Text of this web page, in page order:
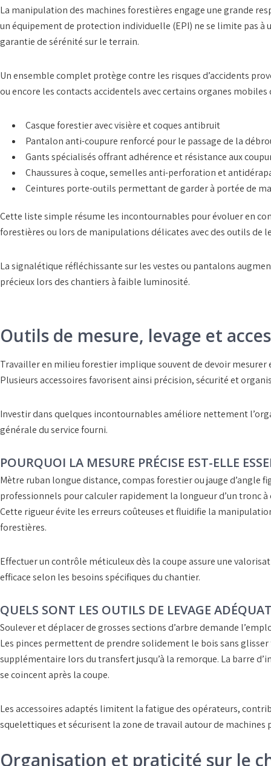
La manipulation des machines forestièresengage une grande
unéquipement de protection individuelle (EPI) ne se limite pas à
garantie de sérénité sur le terrain.
Unensemble completprotège contre les risques d’accidents
ou encore les contacts accidentels avec certains organes mobiles
Casque forestieravec visière et coques antibruit
Pantalon anti-coupure renforcé pour le passage de la
Gants spécialisésoffrant adhérence et résistance aux
Chaussures à coque, semelles anti-perforation et
Ceintures porte-outils permettant de garder à portée de
Cette liste simple résume les incontournables pour évoluer en
forestièresou lors de manipulations délicates avec desoutils de
Lasignalétique réfléchissantesur les vestes ou pantalons
précieux lors des chantiers à faible luminosité.
Outils de mesure, levage et
Travailler en milieu forestier implique souvent de devoirmesurer
Plusieursaccessoiresfavorisent ainsi précision, sécurité et
Investir dans quelques incontournablesaméliore nettement
générale du service fourni.
POURQUOI LA MESURE PRÉCISE EST-ELLE
Mètre ruban longue distance, compas forestier oujauge d’angle
professionnels pour calculer rapidement la longueur d’un tronc à
Cette rigueur évite les erreurs coûteuses et fluidifie la
forestières.
Effectuer uncontrôle méticuleuxdès la coupe assure une
efficace selon les besoins spécifiques du chantier.
QUELS SONT LES OUTILS DE LEVAGE
Soulever et déplacer de grosses sections d’arbre demande
Les pinces permettent de prendre solidement le bois sans
supplémentaire lors du transfert jusqu’à la remorque. La barre
se coincent après la coupe.
Lesaccessoires adaptés limitent la fatigue des opérateurs,
squelettiques et sécurisent la zone de travail autour de machines
Organisation et praticité sur le